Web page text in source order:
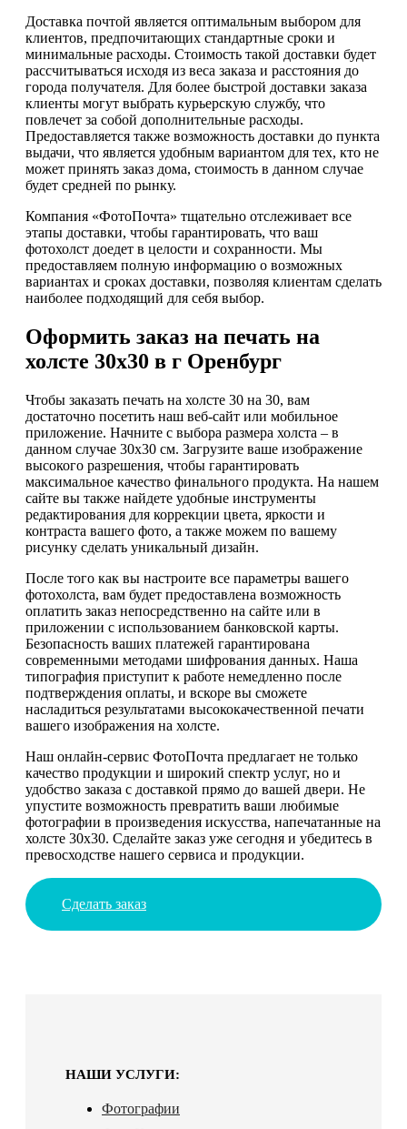
Доставка почтой является оптимальным выбором для
клиентов, предпочитающих стандартные сроки и
минимальные расходы. Стоимость такой доставки будет
рассчитываться исходя из веса заказа и расстояния до
города получателя. Для более быстрой доставки заказа
клиенты могут выбрать курьерскую службу, что
повлечет за собой дополнительные расходы.
Предоставляется также возможность доставки до пункта
выдачи, что является удобным вариантом для тех, кто не
может принять заказ дома, стоимость в данном случае
будет средней по рынку.
Компания «ФотоПочта» тщательно отслеживает все
этапы доставки, чтобы гарантировать, что ваш
фотохолст доедет в целости и сохранности. Мы
предоставляем полную информацию о возможных
вариантах и сроках доставки, позволяя клиентам сделать
наиболее подходящий для себя выбор.
Оформить заказ на печать на
холсте 30х30 в г Оренбург
Чтобы заказать печать на холсте 30 на 30, вам
достаточно посетить наш веб-сайт или мобильное
приложение. Начните с выбора размера холста – в
данном случае 30х30 см. Загрузите ваше изображение
высокого разрешения, чтобы гарантировать
максимальное качество финального продукта. На нашем
сайте вы также найдете удобные инструменты
редактирования для коррекции цвета, яркости и
контраста вашего фото, а также можем по вашему
рисунку сделать уникальный дизайн.
После того как вы настроите все параметры вашего
фотохолста, вам будет предоставлена возможность
оплатить заказ непосредственно на сайте или в
приложении с использованием банковской карты.
Безопасность ваших платежей гарантирована
современными методами шифрования данных. Наша
типография приступит к работе немедленно после
подтверждения оплаты, и вскоре вы сможете
насладиться результатами высококачественной печати
вашего изображения на холсте.
Наш онлайн-сервис ФотоПочта предлагает не только
качество продукции и широкий спектр услуг, но и
удобство заказа с доставкой прямо до вашей двери. Не
упустите возможность превратить ваши любимые
фотографии в произведения искусства, напечатанные на
холсте 30х30. Сделайте заказ уже сегодня и убедитесь в
превосходстве нашего сервиса и продукции.
Сделать заказ
НАШИ УСЛУГИ:
Фотографии